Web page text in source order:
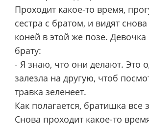
Проходит какое-то время,
сестра с братом, и видят снова
коней в этой же позе. Девочка
брату:
- Я знаю, что они делают. Это
залезла на другую, чтоб
травка зеленеет.
Как полагается, братишка все
Снова проходит какое-то